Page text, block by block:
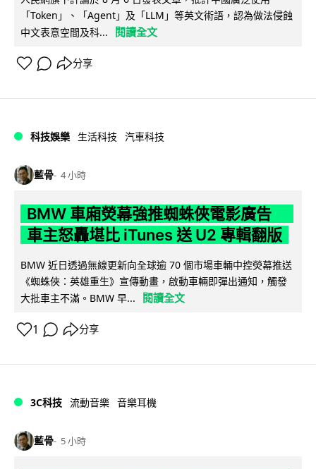
「Token」、「Agent」及「LLM」等英文術語，認為做法侵蝕
中文表意空間及科...
閱讀全文
分享
科技娛樂 生活科技 汽車科技
藍骨 4 小時
BMW 車廂熒幕強推蜘蛛俠電影廣告
車主怒轟堪比 iTunes 送 U2 專輯翻版
BMW 近日透過無線更新向全球逾 70 個市場車輛中控熒幕推送
《蜘蛛俠：英雄重生》宣傳動畫，啟動車輛即彈出通知，觸發
大批車主不滿。BMW 早...
閱讀全文
1 分享
3C科技 流動音樂 音樂耳機
藍骨 5 小時